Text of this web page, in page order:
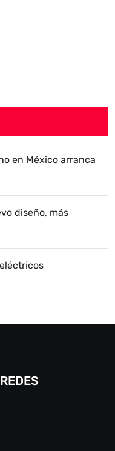
en México arranca
diseño, más